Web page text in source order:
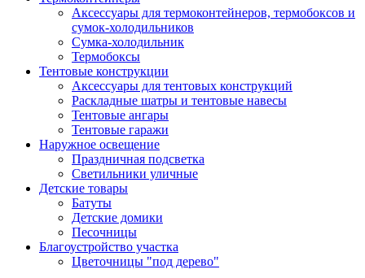
Аксессуары для термоконтейнеров, термобоксов и
сумок-холодильников
Сумка-холодильник
Термобоксы
Тентовые конструкции
Аксессуары для тентовых конструкций
Раскладные шатры и тентовые навесы
Тентовые ангары
Тентовые гаражи
Наружное освещение
Праздничная подсветка
Светильники уличные
Детские товары
Батуты
Детские домики
Песочницы
Благоустройство участка
Цветочницы "под дерево"